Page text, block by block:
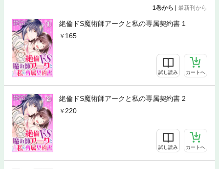
1巻から | 最新刊から
絶倫ドS魔術師アークと私の専属契約書 1
165
試し読み カートへ
絶倫ドS魔術師アークと私の専属契約書 2
220
試し読み カートへ